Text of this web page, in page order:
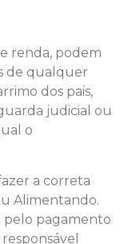
renda, podem
de qualquer
dos pais,
judicial ou
o
a correta
Alimentando.
pelo pagamento